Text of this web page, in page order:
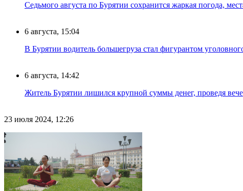
Седьмого августа по Бурятии сохранится жаркая погода,
6 августа, 15:04
В Бурятии водитель большегруза стал фигурантом
6 августа, 14:42
Житель Бурятии лишился крупной суммы денег, проведя
23 июля 2024, 12:26